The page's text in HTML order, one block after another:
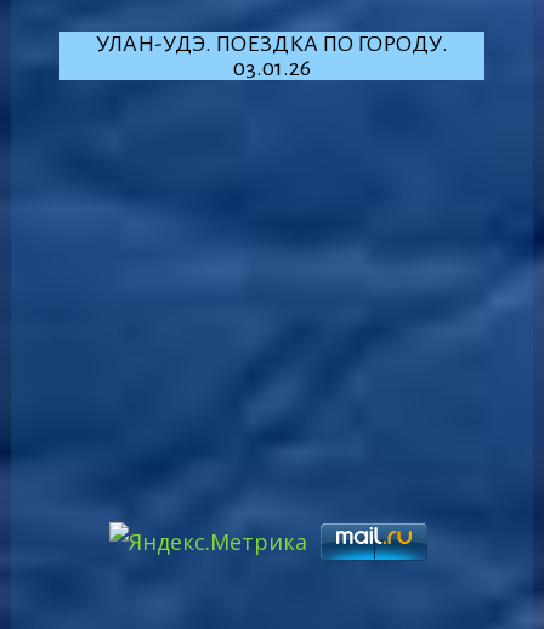
УЛАН-УДЭ. ПОЕЗДКА ПО ГОРОДУ.
03.01.26